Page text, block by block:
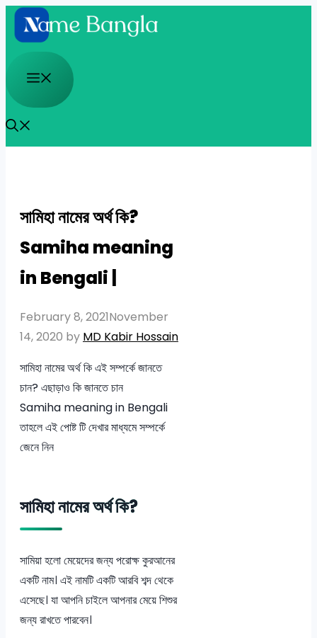
Skip
to
content
Menu
সামিহা নামের অর্থ কি?
Samiha meaning
in Bengali |
February 8, 2021November
14, 2020 by MD Kabir Hossain
সামিহা নামের অর্থ কি এই সম্পর্কে জানতে
চান? এছাড়াও কি জানতে চান
Samiha meaning in Bengali
তাহলে এই পোষ্ট টি দেখার মাধ্যমে সম্পর্কে
জেনে নিন
সামিহা নামের অর্থ কি?
সামিয়া হলো মেয়েদের জন্য পরোক্ষ কুরআনের
একটি নাম। এই নামটি একটি আরবি শব্দ থেকে
এসেছে। যা আপনি চাইলে আপনার মেয়ে শিশুর
জন্য রাখতে পারবেন।